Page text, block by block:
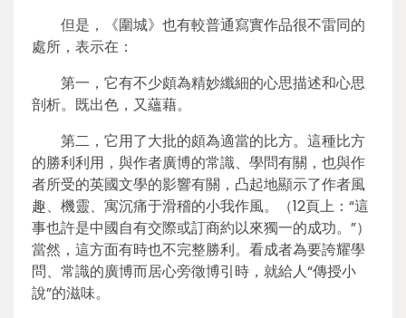
但是，《圍城》也有較普通寫實作品很不雷同的
處所，表示在：
第一，它有不少頗為精妙纖細的心思描述和心思
剖析。既出色，又蘊藉。
第二，它用了大批的頗為適當的比方。這種比方
的勝利利用，與作者廣博的常識、學問有關，也與作
者所受的英國文學的影響有關，凸起地顯示了作者風
趣、機靈、寓沉痛于滑稽的小我作風。（12頁上：“這
事也許是中國自有交際或訂商約以來獨一的成功。”）
當然，這方面有時也不完整勝利。看成者為要誇耀學
問、常識的廣博而居心旁徵博引時，就給人“傳授小
說”的滋味。